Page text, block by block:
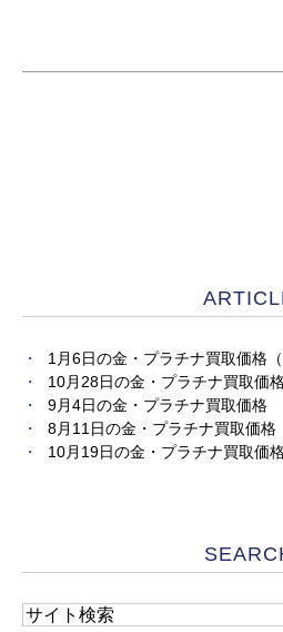
1月6日の金・プラチナ買取価格
10月28日の金・プラチナ買取価
9月4日の金・プラチナ買取価格
8月11日の金・プラチナ買取価格
10月19日の金・プラチナ買取価